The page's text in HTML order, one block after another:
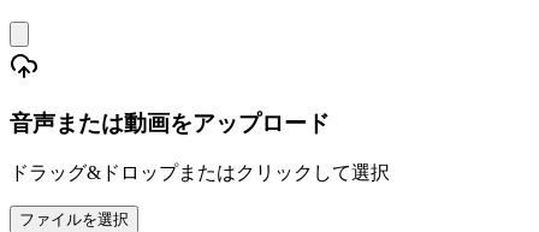
音声または動画をアップロード
ドラッグ&ドロップまたはクリックして選択
ファイルを選択